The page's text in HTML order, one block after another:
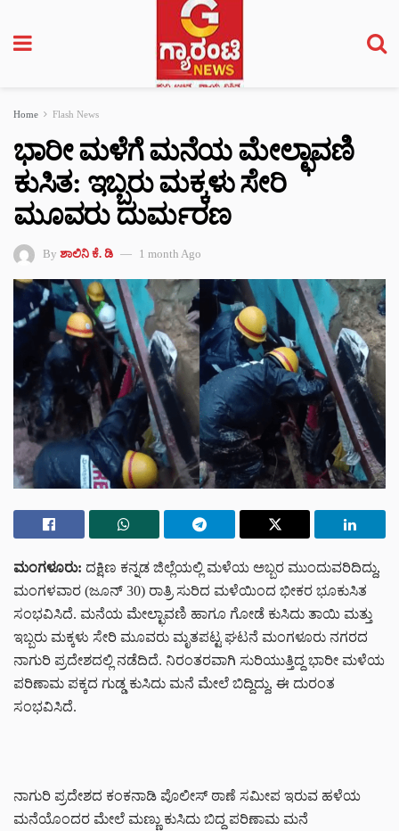
Home Flash News
ಭಾರೀ ಮಳೆಗೆ ಮನೆಯ ಮೇಲ್ಛಾವಣಿ
ಕುಸಿತ: ಇಬ್ಬರು ಮಕ್ಕಳು ಸೇರಿ
ಮೂವರು ದುರ್ಮರಣ
By ಶಾಲಿನಿ ಕೆ. ಡಿ 1 month Ago
ಮಂಗಳೂರು: ದಕ್ಷಿಣ ಕನ್ನಡ ಜಿಲ್ಲೆಯಲ್ಲಿ ಮಳೆಯ ಅಬ್ಬರ ಮುಂದುವರಿದಿದ್ದು,
ಮಂಗಳವಾರ (ಜೂನ್ 30) ರಾತ್ರಿ ಸುರಿದ ಮಳೆಯಿಂದ ಭೀಕರ ಭೂಕುಸಿತ
ಸಂಭವಿಸಿದೆ. ಮನೆಯ ಮೇಲ್ಛಾವಣಿ ಹಾಗೂ ಗೋಡೆ ಕುಸಿದು ತಾಯಿ ಮತ್ತು
ಇಬ್ಬರು ಮಕ್ಕಳು ಸೇರಿ ಮೂವರು ಮೃತಪಟ್ಟ ಘಟನೆ ಮಂಗಳೂರು ನಗರದ
ನಾಗುರಿ ಪ್ರದೇಶದಲ್ಲಿ ನಡೆದಿದೆ. ನಿರಂತರವಾಗಿ ಸುರಿಯುತ್ತಿದ್ದ ಭಾರೀ ಮಳೆಯ
ಪರಿಣಾಮ ಪಕ್ಕದ ಗುಡ್ಡ ಕುಸಿದು ಮನೆ ಮೇಲೆ ಬಿದ್ದಿದ್ದು, ಈ ದುರಂತ
ಸಂಭವಿಸಿದೆ.
ನಾಗುರಿ ಪ್ರದೇಶದ ಕಂಕನಾಡಿ ಪೊಲೀಸ್ ಠಾಣೆ ಸಮೀಪ ಇರುವ ಹಳೆಯ
ಮನೆಯೊಂದರ ಮೇಲೆ ಮಣ್ಣು ಕುಸಿದು ಬಿದ್ದ ಪರಿಣಾಮ ಮನೆ